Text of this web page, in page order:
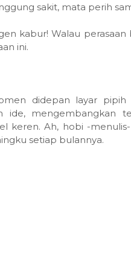
sakit, mata perih
kabur! Walau
ini.
didepan layar pipih
ide, mengembangkan
keren. Ah, hobi -
setiap bulannya.